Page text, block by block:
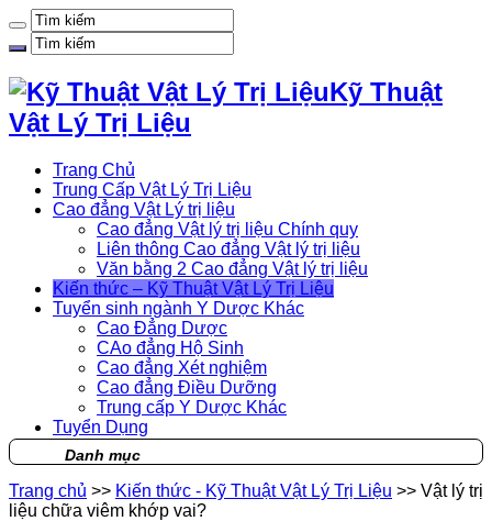
Kỹ Thuật
Vật Lý Trị Liệu
Trang Chủ
Trung Cấp Vật Lý Trị Liệu
Cao đẳng Vật Lý trị liệu
Cao đẳng Vật lý trị liệu Chính quy
Liên thông Cao đẳng Vật lý trị liệu
Văn bằng 2 Cao đẳng Vật lý trị liệu
Kiến thức – Kỹ Thuật Vật Lý Trị Liệu
Tuyển sinh ngành Y Dược Khác
Cao Đẳng Dược
CAo đẳng Hộ Sinh
Cao đẳng Xét nghiệm
Cao đẳng Điều Dưỡng
Trung cấp Y Dược Khác
Tuyển Dụng
Danh mục
Trang chủ >> Kiến thức - Kỹ Thuật Vật Lý Trị Liệu >> Vật lý trị
liệu chữa viêm khớp vai?